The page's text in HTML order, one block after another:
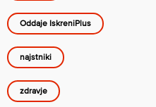
Oddaje IskreniPlus
najstniki
zdravje